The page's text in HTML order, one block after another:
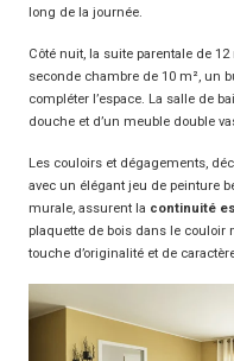
long de la journée.
Côté nuit, la suite parentale de
seconde chambre de 10 m², un
compléter l’espace. La salle de
douche et d’un meuble double
Les couloirs et dégagements,
avec un élégant jeu de peinture
murale, assurent la continuité
plaquette de bois dans le couloir
touche d’originalité et de